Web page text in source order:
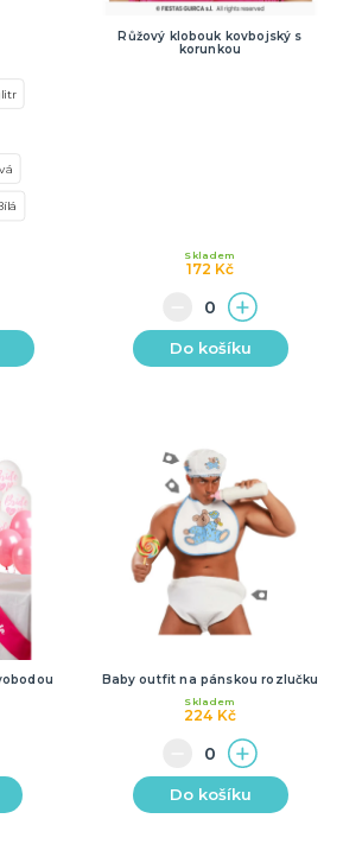
Růžový klobouk kovbojský s
korunkou
172 Kč
Skladem
Do košíku
Baby outfit na pánskou rozlučku
224 Kč
Skladem
Do košíku